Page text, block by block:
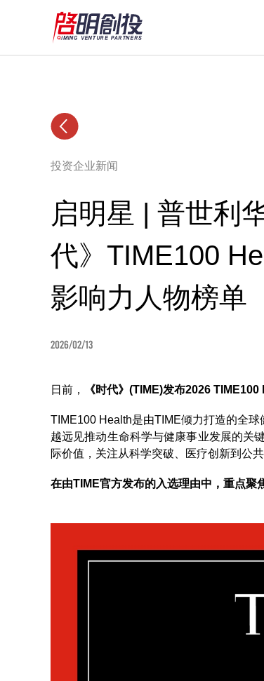
投资企业新闻
启明星 | 普世利
代》TIME100
影响力人物榜单
2026/02/13
日前， 《时代》(TIME)发布2026
TIME100 Health是由TIME倾力打造的全
越远见推动生命科学与健康事业发展的关
际价值，关注从科学突破、医疗创新到公
在由TIME官方发布的入选理由中，重点聚